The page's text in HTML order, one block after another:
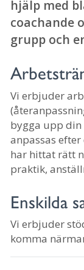
hjälp med
coachande
grupp och
Vi erbjuder
bygga upp
anpassas
har hittat rätt
praktik,
Enskilda
Vi erbjuder
komma